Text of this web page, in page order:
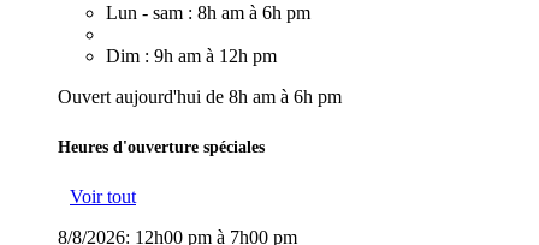
Lun - sam : 8h am à 6h pm
Dim : 9h am à 12h pm
Ouvert aujourd'hui de 8h am à 6h pm
Heures d'ouverture spéciales
Voir tout
8/8/2026: 12h00 pm à 7h00 pm